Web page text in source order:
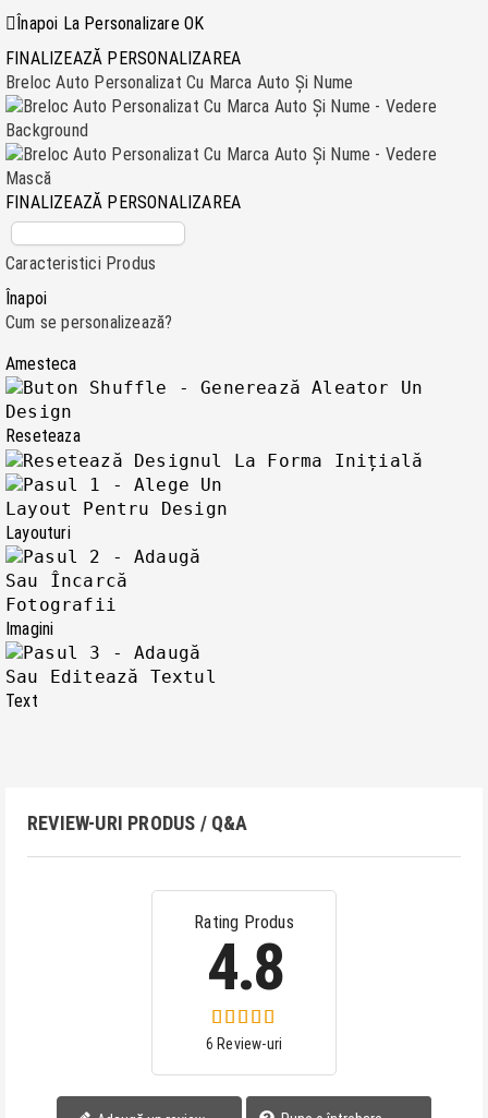
Înapoi La Personalizare OK
FINALIZEAZĂ PERSONALIZAREA
Breloc Auto Personalizat Cu Marca Auto Și Nume
FINALIZEAZĂ PERSONALIZAREA
Caracteristici Produs
Înapoi
Cum se personalizează?
Amesteca
Reseteaza
Layouturi
Imagini
Text
REVIEW-URI PRODUS / Q&A
Rating Produs
4.8
6 Review-uri